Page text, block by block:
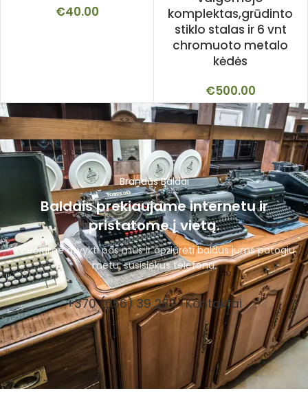
€40.00
komplektas,grūdinto
stiklo stalas ir 6 vnt
chromuoto metalo
kėdės
€500.00
Brandūs Baldai
Baldais prekiaujame internetu ir
pristatome į vietą.
Kviečiame atvykti pas mus ir apžiūrėti baldus jums patogiu
metu, susisiekus telefonu.
+370 (656) 39 287 Kontaktai